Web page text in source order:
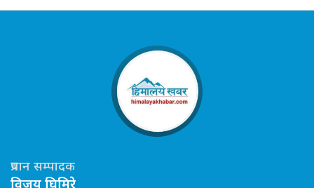
प्रधान सम्पादक